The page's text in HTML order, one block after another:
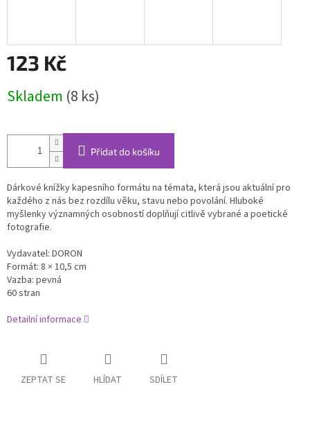
123 Kč
cena:
Skladem (8 ks)
Přidat do košíku
Dárkové knížky kapesního formátu na témata, která jsou aktuální pro
každého z nás bez rozdílu věku, stavu nebo povolání. Hluboké
myšlenky významných osobností doplňují citlivě vybrané a poetické
fotografie.
Vydavatel: DORON
Formát: 8 × 10,5 cm
Vazba: pevná
60 stran
Detailní informace
ZEPTAT SE HLÍDAT SDÍLET